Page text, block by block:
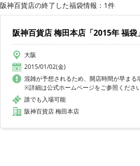
阪神百貨店の終了した福袋情報：1件
阪神百貨店 梅田本店「2015年 福袋
大阪
2015/01/02(金)
混雑が予想されるため、開店時間が早ま
※詳細は公式ホームページをご参照ください
誰でも入場可能
阪神百貨店 梅田本店